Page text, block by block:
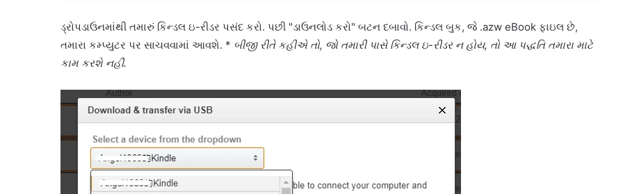
ડ્રોપડાઉનમાંથી તમારું કિન્ડલ ઇ-રીડર પસંદ કરો. પછી "ડાઉનલોડ કરો" બટન દબાવો. કિન્ડલ બુક, જે .azw eBook ફાઇલ છે,
તમારા કમ્પ્યુટર પર સાચવવામાં આવશે. * બીજી રીતે કહીએ તો, જો તમારી પાસે કિન્ડલ ઇ-રીડર ન હોય, તો આ પદ્ધતિ તમારા માટે
કામ કરશે નહીં.